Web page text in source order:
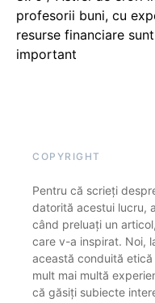
profesorii buni, cu
resurse financiare
important
COPYRIGHT
Pentru că scrieți
datorită acestui lucru,
când preluați un
care v-a inspirat. Noi,
această conduită
mult mai multă
că găsiți subiecte